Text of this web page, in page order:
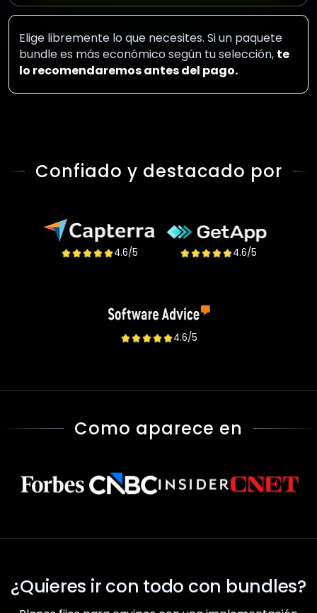
Elige libremente lo que necesites. Si un paquete
bundle es más económico según tu selección, te
lo recomendaremos antes del pago.
Confiado y destacado por
4.6/5 4.6/5
4.6/5
Como aparece en
¿Quieres ir con todo con bundles?